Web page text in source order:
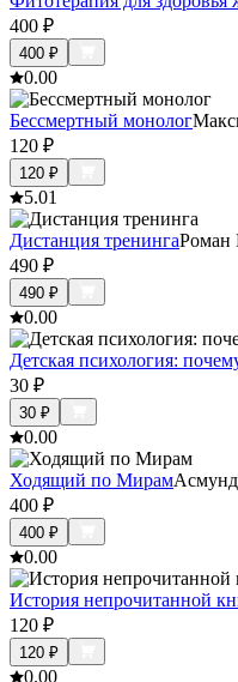
400 ₽
400 ₽
0.00
Бессмертный монолог
120 ₽
120 ₽
5.01
Дистанция тренингаРоман
490 ₽
490 ₽
0.00
Детская психология:
30 ₽
30 ₽
0.00
Ходящий по Мирам
400 ₽
400 ₽
0.00
История непрочитанной
120 ₽
120 ₽
0.00